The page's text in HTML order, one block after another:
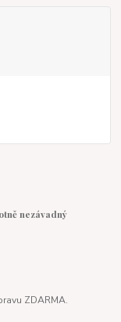
nezávadný
ZDARMA.